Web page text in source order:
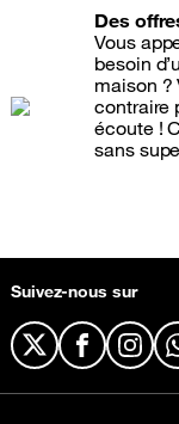
Des
Vous
besoin
maison ?
contraire
écoute !
sans
Suivez-nous sur
X Facebook